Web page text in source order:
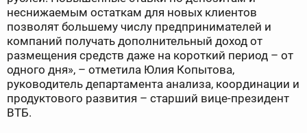
неснижаемым остаткам для новых клиентов
позволят большему числу предпринимателей и
компаний получать дополнительный доход от
размещения средств даже на короткий период – от
одного дня», – отметила Юлия Копытова,
руководитель департамента анализа, координации и
продуктового развития – старший вице-президент
ВТБ.